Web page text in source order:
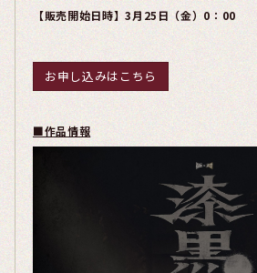
【販売開始日時】3月25日（金）0：00
お申し込みはこちら
■作品情報